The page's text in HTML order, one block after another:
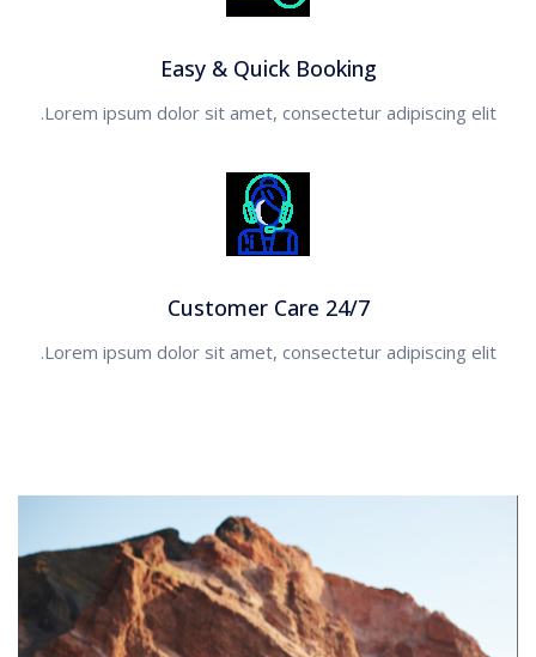
Easy & Quick Booking
Lorem ipsum dolor sit amet, consectetur adipiscing elit.
Customer Care 24/7
Lorem ipsum dolor sit amet, consectetur adipiscing elit.